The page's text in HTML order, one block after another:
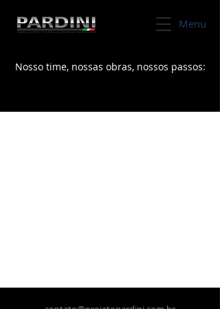
Menu
Nosso time, nossas obras, nossos passos: